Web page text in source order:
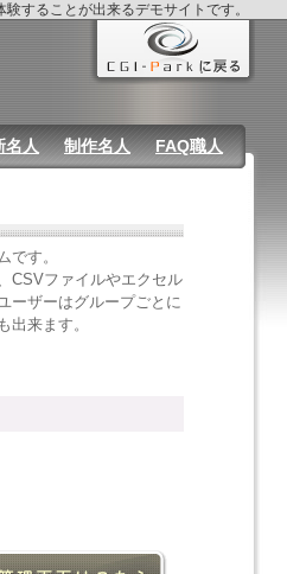
することが出来るデモサイトです。
名人 制作名人 FAQ職人
です。
CSVファイルやエクセル
ーザーはグループごとに
来ます。